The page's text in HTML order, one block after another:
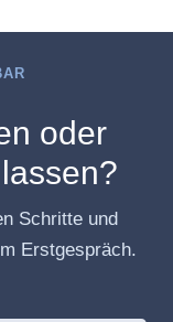
oder
Schritte und
Erstgespräch.